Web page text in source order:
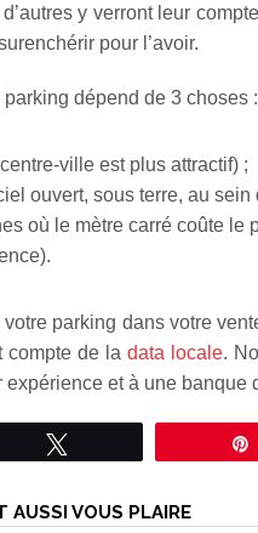
y verront leur
pour l’avoir.
parking dépend de 3 choses :
ville est plus attractif) ;
ouvert, sous terre, au
où le mètre carré coûte le
parking dans votre
compte de ladata locale.
et à une banque
AUSSI VOUS PLAIRE